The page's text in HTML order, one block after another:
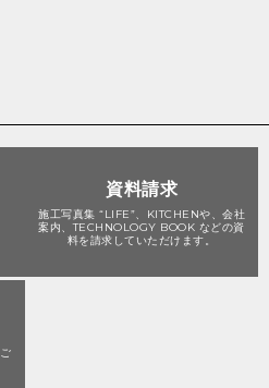
資料請求
施工写真集 “LIFE”、KITCHENや、会社
案内、TECHNOLOGY BOOK などの資
料を請求していただけます。
ご